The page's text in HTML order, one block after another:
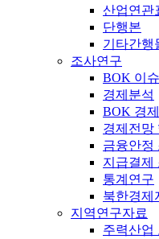
산업연관
단행본
기타간행
조사연구
BOK 이
경제분석
BOK 경
경제전망
금융안정
지급결제
통계연구
북한경제
지역연구자료
주력산업